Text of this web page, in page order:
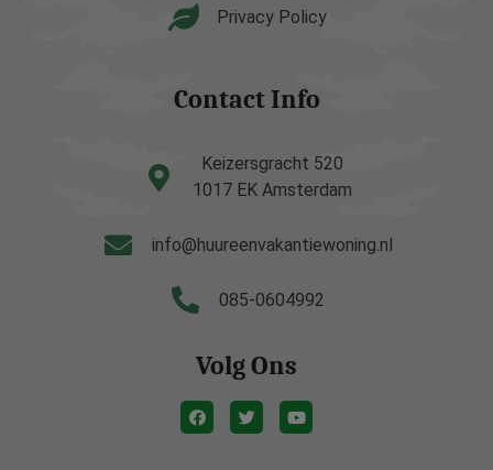
Privacy Policy
Contact Info
Keizersgracht 520
1017 EK Amsterdam
info@huureenvakantiewoning.nl
085-0604992
Volg Ons